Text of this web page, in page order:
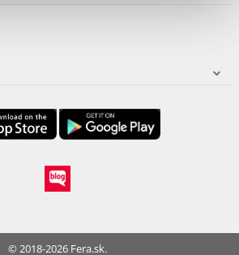
© 2018-2026 Fera.sk.